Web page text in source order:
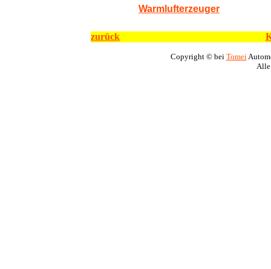
Warmlufterzeuger
zurück
Copyright © bei Tomei
Alle